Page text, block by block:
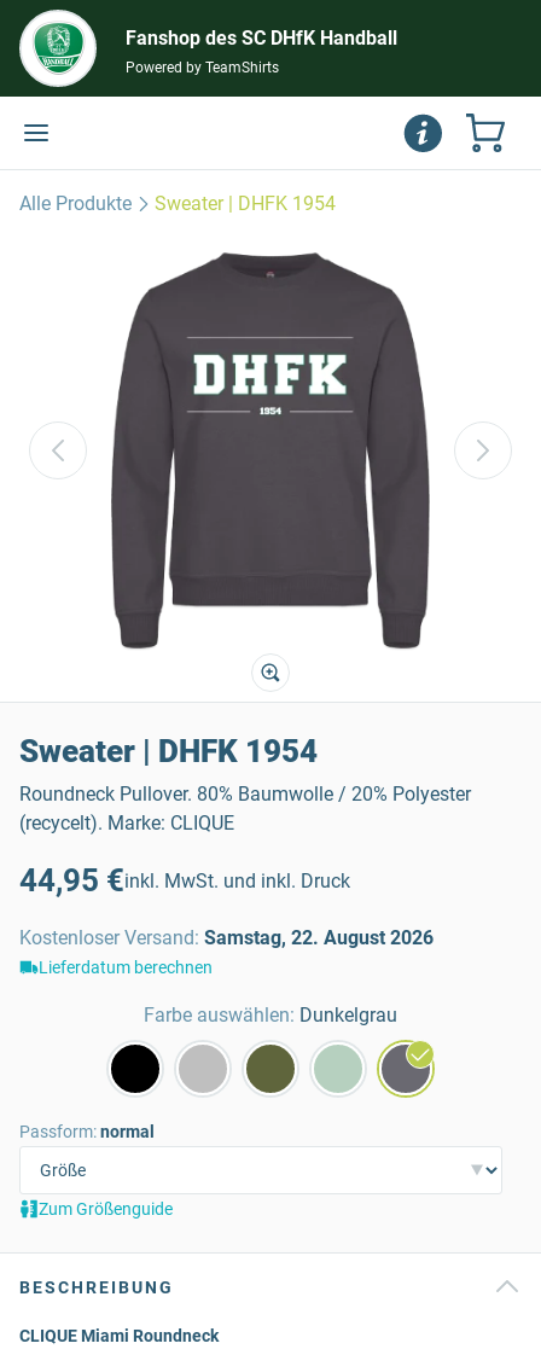
Fanshop des SC DHfK Handball
Powered by TeamShirts
Alle Produkte Sweater | DHFK 1954
Sweater | DHFK 1954
Roundneck Pullover. 80% Baumwolle / 20% Polyester
(recycelt). Marke: CLIQUE
44,95 €inkl. MwSt. und inkl. Druck
Kostenloser Versand: Samstag, 22. August 2026
Lieferdatum berechnen
Farbe auswählen: Dunkelgrau
Passform:normal
Zum Größenguide
BESCHREIBUNG
CLIQUE Miami Roundneck